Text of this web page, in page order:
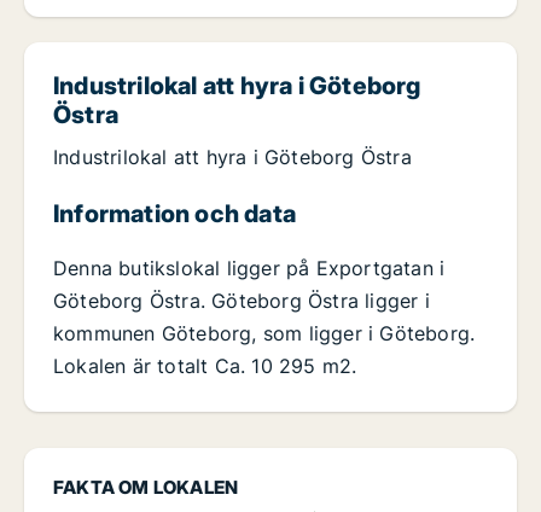
FAKTA OM LOKALEN
Industrilokal att hyra i Göteborg
Östra
Industrilokal att hyra i Göteborg Östra
Information och data
Denna butikslokal ligger på Exportgatan i
Göteborg Östra. Göteborg Östra ligger i
kommunen Göteborg, som ligger i Göteborg.
Lokalen är totalt Ca. 10 295 m2.